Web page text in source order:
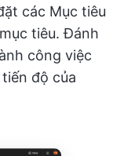
các Mục tiêu
tiêu. Đánh
công việc
độ của